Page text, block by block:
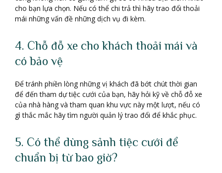
cho bạn lựa chọn. Nếu có thể chi trả thì hãy trao đổi thoải
mái những vấn đề những dịch vụ đi kèm.
4. Chỗ đỗ xe cho khách thoải mái và
có bảo vệ
Để tránh phiền lòng những vị khách đã bớt chút thời gian
để đến tham dự tiệc cưới của bạn, hãy hỏi kỹ về chỗ đỗ xe
của nhà hàng và tham quan khu vực này một lượt, nếu có
gì thắc mắc hãy tìm người quản lý trao đổi để khắc phục.
5. Có thể dùng sảnh tiệc cưới để
chuẩn bị từ bao giờ?